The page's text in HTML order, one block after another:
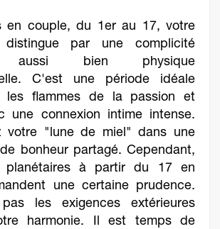
en couple, du 1er au 17, votre
par une complicité
aussi bien physique
C'est une période idéale
les flammes de la passion et
une connexion intime intense.
votre "lune de miel" dans une
bonheur partagé. Cependant,
planétaires à partir du 17 en
une certaine prudence.
les exigences extérieures
harmonie. Il est temps de